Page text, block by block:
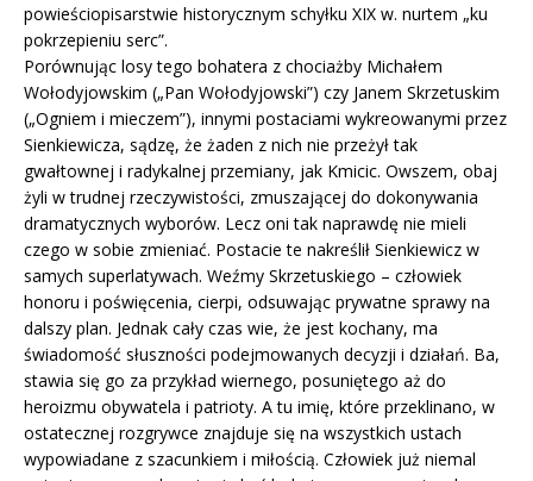
powieściopisarstwie historycznym schyłku XIX w. nurtem „ku
pokrzepieniu serc”.
Porównując losy tego bohatera z chociażby Michałem
Wołodyjowskim („Pan Wołodyjowski”) czy Janem Skrzetuskim
(„Ogniem i mieczem”), innymi postaciami wykreowanymi przez
Sienkiewicza, sądzę, że żaden z nich nie przeżył tak
gwałtownej i radykalnej przemiany, jak Kmicic. Owszem, obaj
żyli w trudnej rzeczywistości, zmuszającej do dokonywania
dramatycznych wyborów. Lecz oni tak naprawdę nie mieli
czego w sobie zmieniać. Postacie te nakreślił Sienkiewicz w
samych superlatywach. Weźmy Skrzetuskiego – człowiek
honoru i poświęcenia, cierpi, odsuwając prywatne sprawy na
dalszy plan. Jednak cały czas wie, że jest kochany, ma
świadomość słuszności podejmowanych decyzji i działań. Ba,
stawia się go za przykład wiernego, posuniętego aż do
heroizmu obywatela i patrioty. A tu imię, które przeklinano, w
ostatecznej rozgrywce znajduje się na wszystkich ustach
wypowiadane z szacunkiem i miłością. Człowiek już niemal